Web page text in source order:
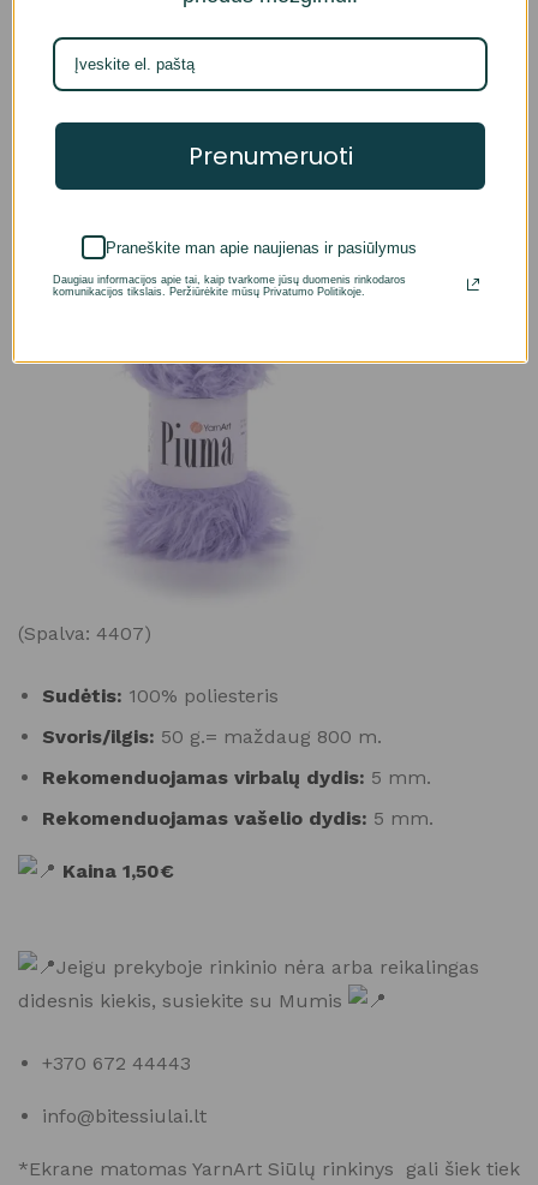
YarnArt Piuma
(Spalva: 4407)
Sudėtis: 100% poliesteris
Svoris/ilgis: 50 g.= maždaug 800 m.
Rekomenduojamas virbalų dydis: 5 mm.
Rekomenduojamas vašelio dydis: 5 mm.
Kaina 1,50€
Jeigu prekyboje rinkinio nėra arba reikalingas
didesnis kiekis, susiekite su Mumis
+370 672 44443
info@bitessiulai.lt
*Ekrane matomas YarnArt Siūlų rinkinys gali šiek tiek
Prenumeruoti
Praneškite man apie naujienas ir pasiūlymus
Daugiau informacijos apie tai, kaip tvarkome jūsų duomenis rinkodaros
komunikacijos tikslais. Peržiūrėkite mūsų Privatumo Politikoje.